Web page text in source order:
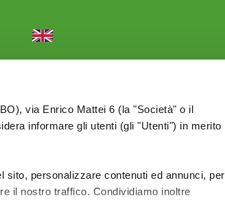
via Enrico Mattei 6 (la "Società" o il
informare gli utenti (gli "Utenti") in merito
sito, personalizzare contenuti ed annunci, per
il nostro traffico. Condividiamo inoltre